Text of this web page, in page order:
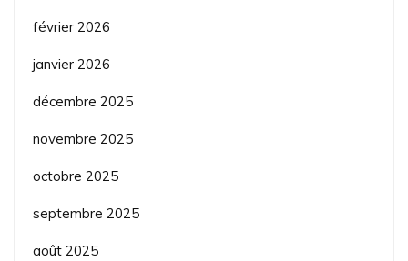
février 2026
janvier 2026
décembre 2025
novembre 2025
octobre 2025
septembre 2025
août 2025